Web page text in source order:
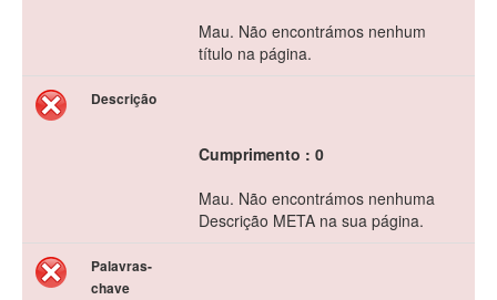
Mau. Não encontrámos nenhum
título na página.
Descrição
Cumprimento : 0
Mau. Não encontrámos nenhuma
Descrição META na sua página.
Palavras-
chave